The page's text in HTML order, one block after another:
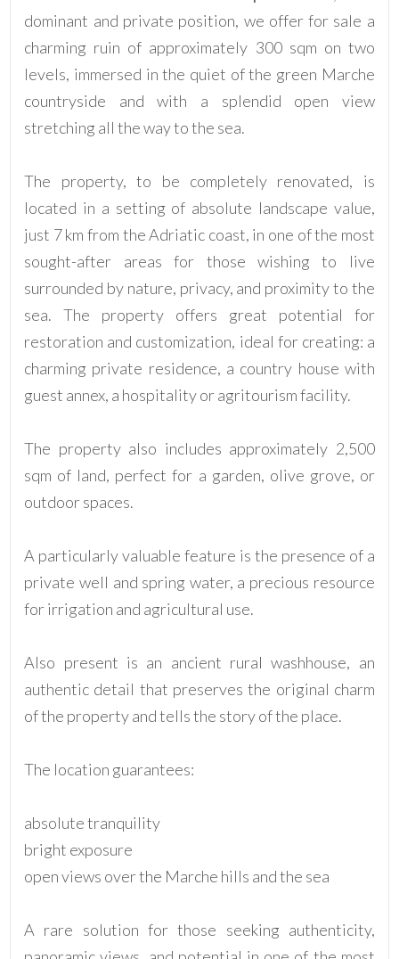
dominant and private position, we offer for sale a
charming ruin of approximately 300 sqm on two
levels, immersed in the quiet of the green Marche
countryside and with a splendid open view
stretching all the way to the sea.
The property, to be completely renovated, is
located in a setting of absolute landscape value,
just 7 km from the Adriatic coast, in one of the most
sought-after areas for those wishing to live
surrounded by nature, privacy, and proximity to the
sea. The property offers great potential for
restoration and customization, ideal for creating: a
charming private residence, a country house with
guest annex, a hospitality or agritourism facility.
The property also includes approximately 2,500
sqm of land, perfect for a garden, olive grove, or
outdoor spaces.
A particularly valuable feature is the presence of a
private well and spring water, a precious resource
for irrigation and agricultural use.
Also present is an ancient rural washhouse, an
authentic detail that preserves the original charm
of the property and tells the story of the place.
The location guarantees:
absolute tranquility
bright exposure
open views over the Marche hills and the sea
A rare solution for those seeking authenticity,
3
4
5
5+
Altre
opzioni
-
multiscelta
Giardino
Ascensore
Arredato
Nuova costruzione
Lusso